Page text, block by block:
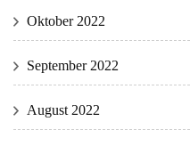
Oktober 2022
September 2022
August 2022